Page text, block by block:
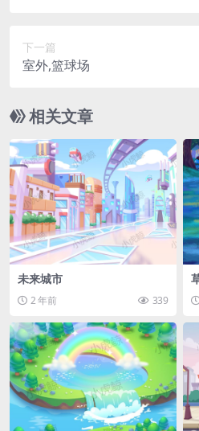
下一篇
室外,篮球场
相关文章
未来城市
2 年前 339